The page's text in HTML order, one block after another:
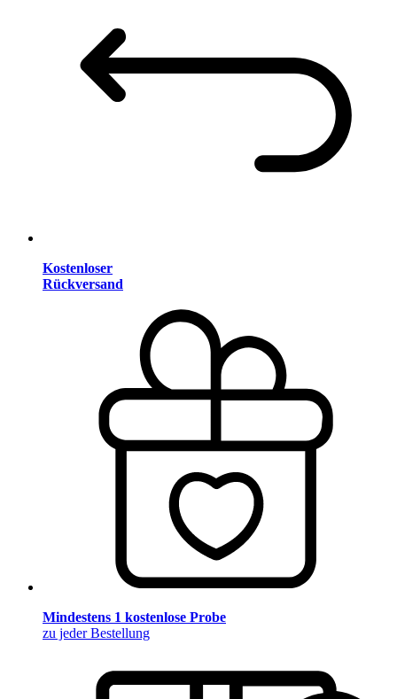
Kostenloser
Rückversand
Mindestens 1 kostenlose Probe
zu jeder Bestellung